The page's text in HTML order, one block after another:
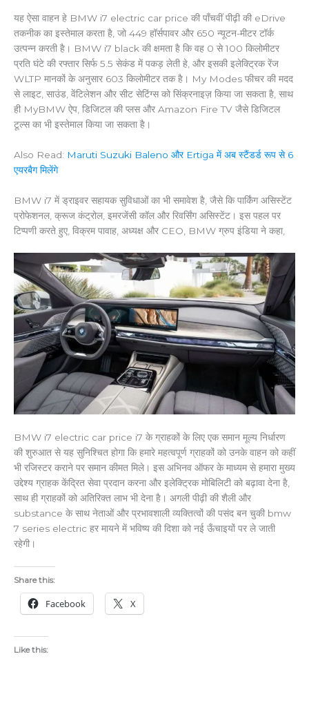
यह ऐसा वाहन हे BMW i7 electric car price की पाँचवीं पीढ़ी की eDrive
तकनीक का इस्तेमाल करता है, जो 449 हॉर्सपावर और 650 न्यूटन-मीटर टॉर्क
उत्पन्न करती है। BMW i7 black की क्षमता है कि वह 0 से 100 किलोमीटर
प्रति घंटे की रफ्तार सिर्फ 5.5 सेकंड में पकड़ लेती हे, और इसकी इलेक्ट्रिक रेंज
WLTP मानकों के अनुसार 603 किलोमीटर तक है। My Modes फीचर की मदद
से लाइट, साउंड, वेंटिलेशन और सीट सेटिंग्स को सिंक्रनाइज़ किया जा सकता है, साथ
ही MyBMW ऐप, डिजिटल की प्लस और Amazon Fire TV जैसे डिजिटल
टूल्स का भी इस्तेमाल किया जा सकता है।
Also Read: Maruti Suzuki Baleno और Ertiga में अब स्टैंडर्ड रूप से 6
एयरबैग मिलेंगे
BMW i7 में ड्राइवर सहायक सुविधाओं का भी समावेश है, जैसे कि पार्किंग असिस्टेंट
प्रोफेशनल, क्रूज कंट्रोल, इमरजेंसी कॉल और रिवर्सिंग असिस्टेंट। इस पहल पर
टिप्पणी करते हुए, विक्रम पावाह, अध्यक्ष और CEO, BMW ग्रुप इंडिया ने कहा,
BMW i7 electric car price i7 के ग्राहकों के लिए एक समान मूल्य निर्धारण
की शुरुआत से यह सुनिश्चित होगा कि हमारे महत्वपूर्ण ग्राहकों को उनके वाहन को कहीं
भी रजिस्टर कराने पर समान कीमत मिले। इस अभिनव ऑफर के माध्यम से हमारा मुख्य
उद्देश्य ग्राहक केंद्रित सेवा प्रदान करना और इलेक्ट्रिक मोबिलिटी को बढ़ावा देना है,
साथ ही ग्राहकों को अतिरिक्त लाभ भी देना है। अगली पीढ़ी की शैली और
substance के साथ नेताओं और प्रभावशाली व्यक्तित्वों की पसंद बन चुकी bmw
7 series electric हर मायने में भविष्य की दिशा को नई ऊँचाइयों पर ले जाती
रहेगी।
Share this:
Facebook X
Like this: